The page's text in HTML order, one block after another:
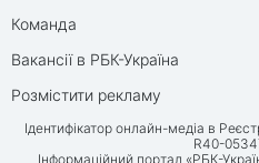
Команда
Вакансії в РБК-Україна
Розмістити рекламу
Ідентифікатор онлайн-медіа в
R40-
Інформаційний портал «РБК-